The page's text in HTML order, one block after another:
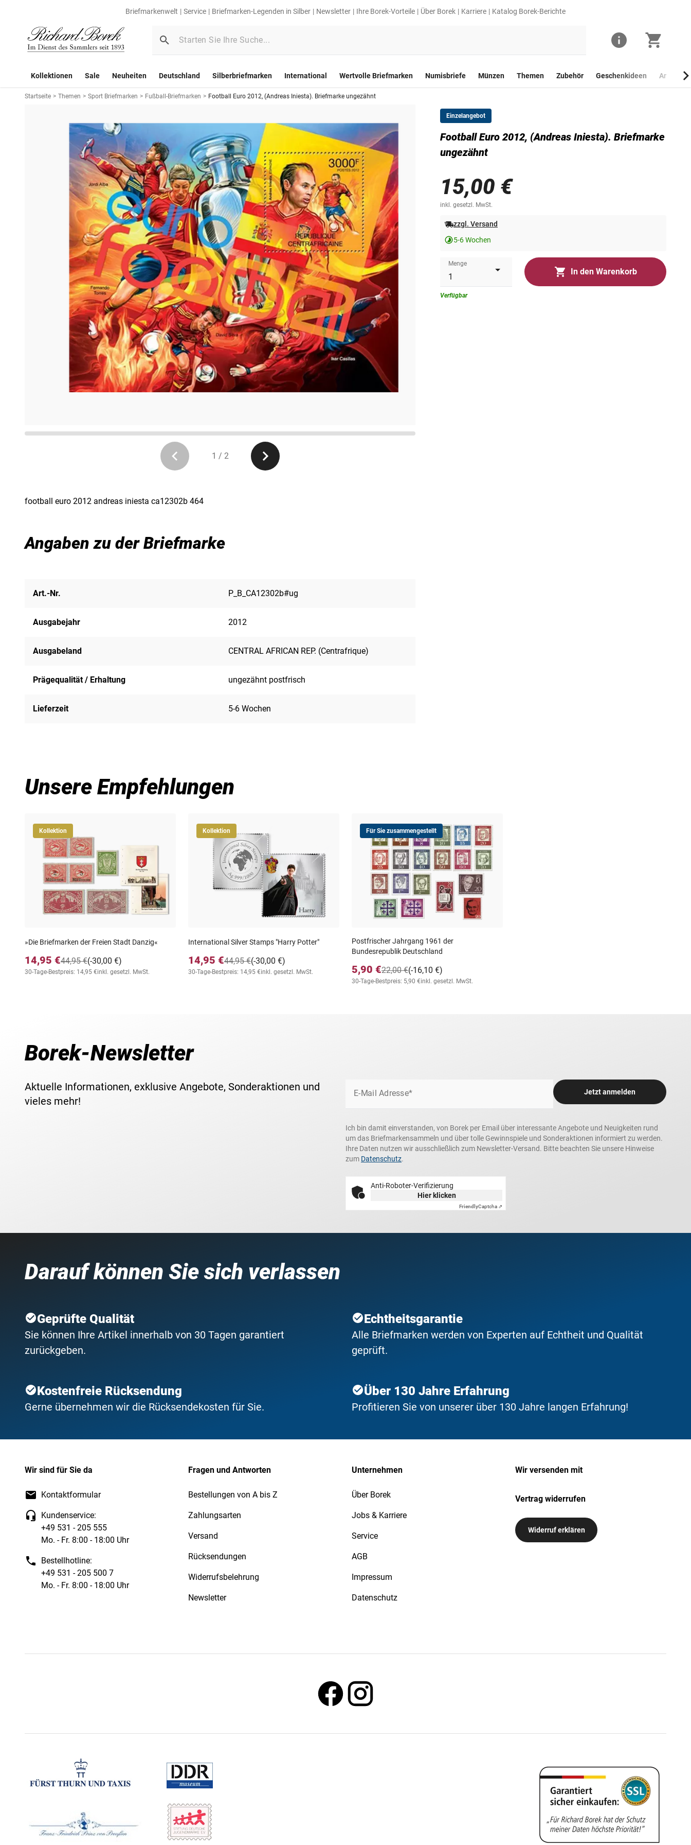
Briefmarkenwelt Service Briefmarken-Legenden in Silber Newsletter Ihre Borek-Vorteile Über Borek Karriere Katalog Borek-Berichte
Kollektionen Sale Neuheiten Deutschland Silberbriefmarken International Wertvolle Briefmarken Numisbriefe Münzen Themen Zubehör Geschenkideen
Startseite > Themen > Sport Briefmarken > Fußball-Briefmarken > Football Euro 2012, (Andreas Iniesta). Briefmarke ungezähnt
1 / 2
Einzelangebot
Football Euro 2012, (Andreas Iniesta). Briefmarke
ungezähnt
15,00 €
inkl. gesetzl. MwSt.
zzgl. Versand
5-6 Wochen
Menge
In den Warenkorb
Verfügbar
football euro 2012 andreas iniesta ca12302b 464
Angaben zu der Briefmarke
Art.-Nr. P_B_CA12302b#ug
Ausgabejahr 2012
Ausgabeland CENTRAL AFRICAN REP. (Centrafrique)
Prägequalität / Erhaltung ungezähnt postfrisch
Lieferzeit 5-6 Wochen
Unsere Empfehlungen
Kollektion
»Die Briefmarken der Freien Stadt Danzig«
14,95 € (-30,00 €)
44,95 €
30-Tage-Bestpreis: 14,95 €inkl. gesetzl. MwSt.
Kollektion
International Silver Stamps "Harry Potter"
14,95 € (-30,00 €)
44,95 €
30-Tage-Bestpreis: 14,95 €inkl. gesetzl. MwSt.
Für Sie zusammengestellt
Postfrischer Jahrgang 1961 der
Bundesrepublik Deutschland
5,90 € (-16,10 €)
22,00 €
30-Tage-Bestpreis: 5,90 €inkl. gesetzl. MwSt.
Borek-Newsletter
Aktuelle Informationen, exklusive Angebote, Sonderaktionen und
vieles mehr!
E-Mail Adresse* Jetzt anmelden
Ich bin damit einverstanden, von Borek per Email über interessante Angebote und Neuigkeiten rund
um das Briefmarkensammeln und über tolle Gewinnspiele und Sonderaktionen informiert zu werden.
Ihre Daten nutzen wir ausschließlich zum Newsletter-Versand. Bitte beachten Sie unsere Hinweise
zum Datenschutz.
Anti-Roboter-Verifizierung
Hier klicken
FriendlyCaptcha ⇗
Darauf können Sie sich verlassen
Geprüfte Qualität
Sie können Ihre Artikel innerhalb von 30 Tagen garantiert
zurückgeben.
Echtheitsgarantie
Alle Briefmarken werden von Experten auf Echtheit und Qualität
geprüft.
Kostenfreie Rücksendung
Gerne übernehmen wir die Rücksendekosten für Sie.
Über 130 Jahre Erfahrung
Profitieren Sie von unserer über 130 Jahre langen Erfahrung!
Wir sind für Sie da
Kontaktformular
Kundenservice:
+49 531 - 205 555
Mo. - Fr. 8:00 - 18:00 Uhr
Bestellhotline:
+49 531 - 205 500 7
Mo. - Fr. 8:00 - 18:00 Uhr
Fragen und Antworten
Bestellungen von A bis Z
Zahlungsarten
Versand
Rücksendungen
Widerrufsbelehrung
Newsletter
Unternehmen
Über Borek
Jobs & Karriere
Service
AGB
Impressum
Datenschutz
Wir versenden mit
Vertrag widerrufen
Widerruf erklären